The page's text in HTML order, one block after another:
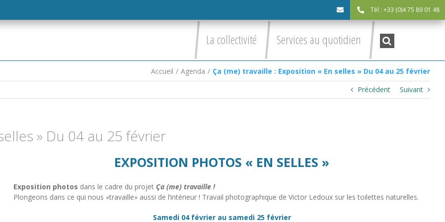
Tél : +33 (0)4 75 89 01 48
La collectivité Services au quotidien Recherche
:
Accueil / Agenda / Ça (me) travaille : Exposition « En selles » Du 04 au 25 février
Précédent
Suivant
» Du 04 au 25 février
EXPOSITION PHOTOS « EN SELLES »
Exposition photos dans le cadre du projet Ça (me) travaille !
Plongeons dans ce qui nous «travaille» aussi de l’intérieur ! Travail photographique de Victor Ledoux sur les toilettes naturelles.
Samedi 04 février au samedi 25 février